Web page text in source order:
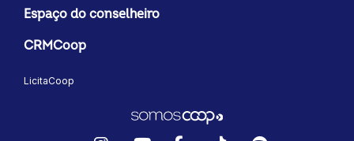
Espaço do conselheiro
CRMCoop
LicitaCoop